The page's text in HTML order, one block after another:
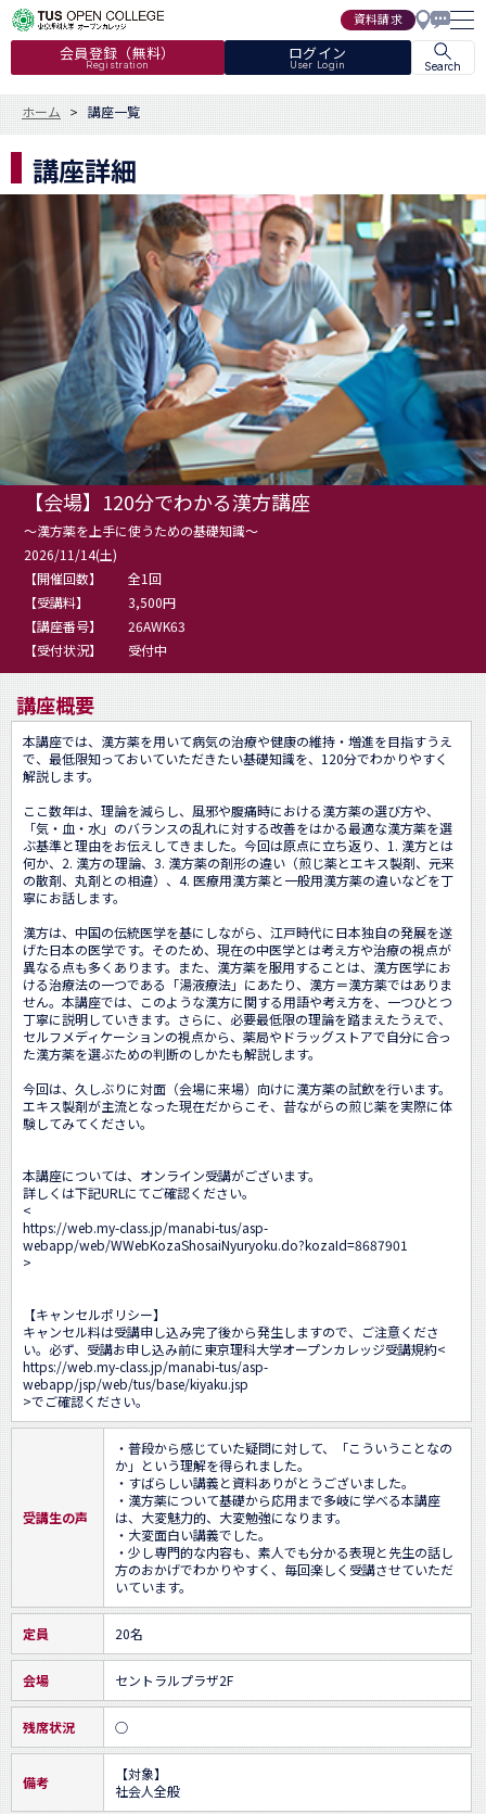
資料請求
会員登録（無料）
Registration
ログイン
User Login Search
ホーム 講座一覧
講座詳細
【会場】120分でわかる漢方講座
～漢方薬を上手に使うための基礎知識～
2026/11/14(土)
【開催回数】
全1回
【受講料】
3,500円
【講座番号】
26AWK63
【受付状況】
受付中
講座概要
本講座では、漢方薬を用いて病気の治療や健康の維持・増進を目指すうえ
で、最低限知っておいていただきたい基礎知識を、120分でわかりやすく
解説します。
ここ数年は、理論を減らし、風邪や腹痛時における漢方薬の選び方や、
「気・血・水」のバランスの乱れに対する改善をはかる最適な漢方薬を選
ぶ基準と理由をお伝えしてきました。今回は原点に立ち返り、1. 漢方とは
何か、2. 漢方の理論、3. 漢方薬の剤形の違い（煎じ薬とエキス製剤、元来
の散剤、丸剤との相違）、4. 医療用漢方薬と一般用漢方薬の違いなどを丁
寧にお話します。
漢方は、中国の伝統医学を基にしながら、江戸時代に日本独自の発展を遂
げた日本の医学です。そのため、現在の中医学とは考え方や治療の視点が
異なる点も多くあります。また、漢方薬を服用することは、漢方医学にお
ける治療法の一つである「湯液療法」にあたり、漢方＝漢方薬ではありま
せん。本講座では、このような漢方に関する用語や考え方を、一つひとつ
丁寧に説明していきます。さらに、必要最低限の理論を踏まえたうえで、
セルフメディケーションの視点から、薬局やドラッグストアで自分に合っ
た漢方薬を選ぶための判断のしかたも解説します。
今回は、久しぶりに対面（会場に来場）向けに漢方薬の試飲を行います。
エキス製剤が主流となった現在だからこそ、昔ながらの煎じ薬を実際に体
験してみてください。
本講座については、オンライン受講がございます。
詳しくは下記URLにてご確認ください。
<
https://web.my-class.jp/manabi-tus/asp-
webapp/web/WWebKozaShosaiNyuryoku.do?kozaId=8687901
>
【キャンセルポリシー】
キャンセル料は受講申し込み完了後から発生しますので、ご注意くださ
い。必ず、受講お申し込み前に東京理科大学オープンカレッジ受講規約<
https://web.my-class.jp/manabi-tus/asp-
webapp/jsp/web/tus/base/kiyaku.jsp
>でご確認ください。
受講生の声
・普段から感じていた疑問に対して、「こういうことなの
か」という理解を得られました。
・すばらしい講義と資料ありがとうございました。
・漢方薬について基礎から応用まで多岐に学べる本講座
は、大変魅力的、大変勉強になります。
・大変面白い講義でした。
・少し専門的な内容も、素人でも分かる表現と先生の話し
方のおかげでわかりやすく、毎回楽しく受講させていただ
いています。
定員 20名
会場 セントラルプラザ2F
残席状況 ○
備考
【対象】
社会人全般